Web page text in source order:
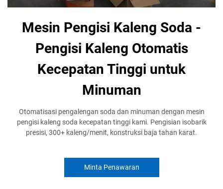
Mesin Pengisi Kaleng Soda -
Pengisi Kaleng Otomatis
Kecepatan Tinggi untuk
Minuman
Otomatisasi pengalengan soda dan minuman dengan mesin
pengisi kaleng soda kecepatan tinggi kami. Pengisian isobarik
presisi, 300+ kaleng/menit, konstruksi baja tahan karat.
Minta Penawaran